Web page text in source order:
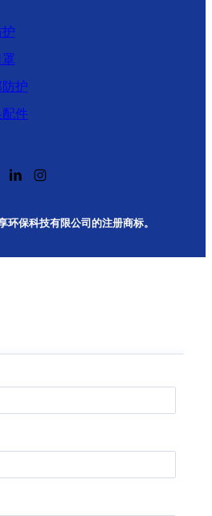
防护
件
环保科技有限公司的注册商标。